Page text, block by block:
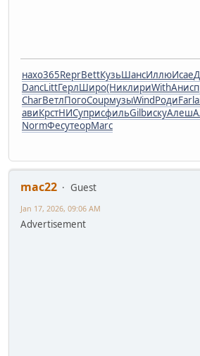
нахо365ReprBettКузьШансИллюИсае
DancLittГерлШиро(НиклириWithАнис
CharВетлПогоCoupмузыWindРодиFarl
авиКрстНИСуприсфильGilbискуАлеш
NormФесутеорMarc
mac22
Guest
Jan 17, 2026, 09:06 AM
Advertisement